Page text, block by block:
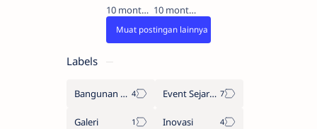
10 months ago
10 months ago
Labels
Bangunan Sejarah Event Sejarah Kota Semarang
Galeri Inovasi